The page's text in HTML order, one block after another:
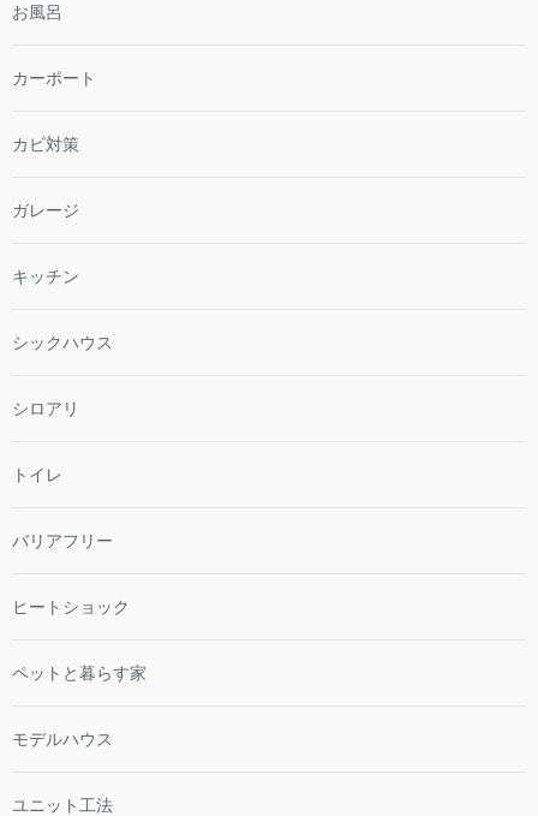
お風呂
カーポート
カビ対策
ガレージ
キッチン
シックハウス
シロアリ
トイレ
バリアフリー
ヒートショック
ペットと暮らす家
モデルハウス
ユニット工法